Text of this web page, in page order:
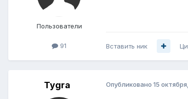
Пользователи
91 Вставить ник
Tygra Опубликовано 15